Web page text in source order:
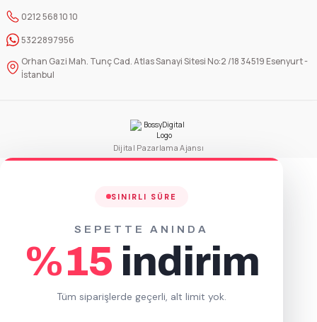
0212 568 10 10
5322897956
Orhan Gazi Mah. Tunç Cad. Atlas Sanayi Sitesi No:2 /18 34519 Esenyurt -
İstanbul
Dijital Pazarlama Ajansı
SINIRLI SÜRE
SEPETTE ANINDA
%15 indirim
Tüm siparişlerde geçerli, alt limit yok.